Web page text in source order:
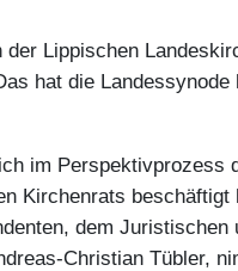
Lippischen
hat die Landessynode
im
Kirchenrats beschäftigt
dem
Christian Tübler,